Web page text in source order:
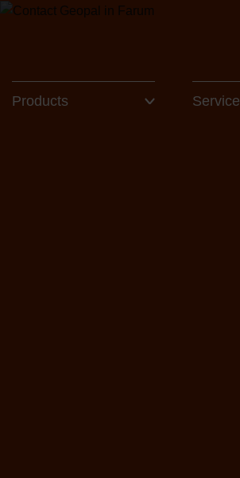
Skip
Products Service